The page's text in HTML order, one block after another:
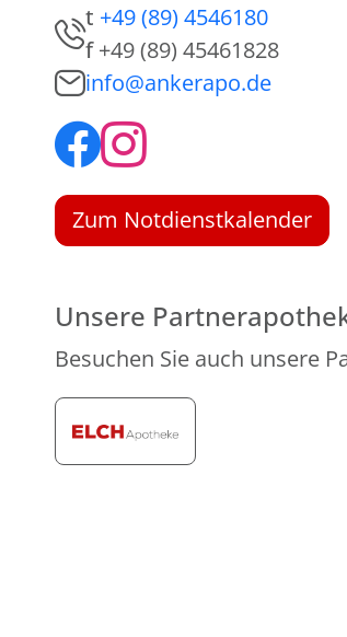
t +49 (89) 4546180
f+49 (89) 45461828
info@ankerapo.de
Zum Notdienstkalender
Unsere
Besuchen Sie auch unsere